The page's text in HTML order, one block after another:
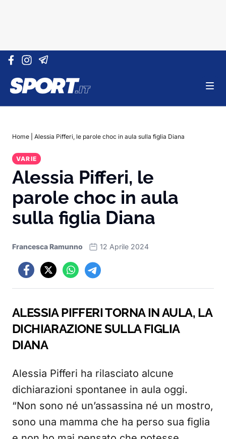
Vai al contenuto
Home Alessia Pifferi, le parole choc in aula sulla figlia Diana
VARIE
Alessia Pifferi, le
parole choc in aula
sulla figlia Diana
Francesca Ramunno 12 Aprile 2024
ALESSIA PIFFERI TORNA IN AULA, LA
DICHIARAZIONE SULLA FIGLIA
DIANA
Alessia Pifferi ha rilasciato alcune
dichiarazioni spontanee in aula oggi.
“Non sono né un’assassina né un mostro,
sono una mamma che ha perso sua figlia